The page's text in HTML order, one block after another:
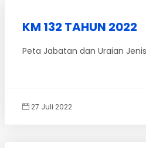
KM 132 TAHUN 2022
Peta Jabatan dan Uraian
27 Juli 2022